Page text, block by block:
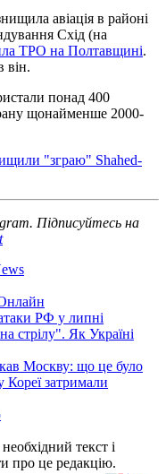
авіація в районі
Схід (на
ТРО на Полтавщині.
він.
понад 400
щонайменше 2000-
"зграю" Shahed-
Підписуйтесь на
РФ у липні
стрілу". Як Україні
Москву: що це було
Кореї затримали
текст і
про це редакцію.